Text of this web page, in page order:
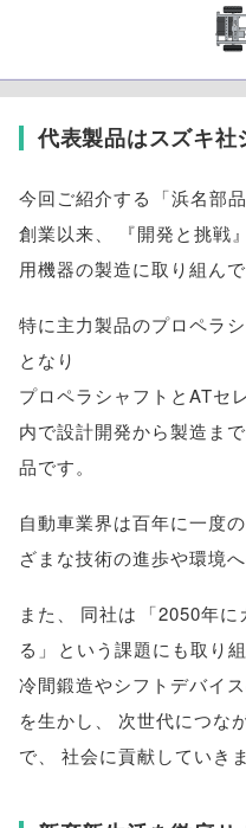
代表製品はスズキ社
今回ご紹介する 「浜名部
創業以来
『開発と挑戦
用機器の製造に取り組ん
特に主力製品のプロペラ
となり
プロペラシャフトとATセ
内で設計開発から製造ま
品です。
自動車業界は百年に一度
ざまな技術の進歩や環境
また 同社は 「2050年に
る 」 という課題にも取り
冷間鍛造やシフトデバイ
を生かし
次世代につな
で
社会に貢献していき